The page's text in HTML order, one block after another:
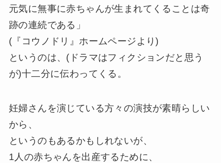
元気に無事に赤ちゃんが生まれてくることは奇
跡の連続である」
(『コウノドリ』ホームページより)
というのは、(ドラマはフィクションだと思う
が)十二分に伝わってくる。
妊婦さんを演じている方々の演技が素晴らしい
から、
というのもあるかもしれないが、
1人の赤ちゃんを出産するために、